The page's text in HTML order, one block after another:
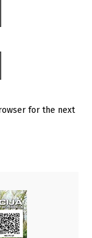
for the next